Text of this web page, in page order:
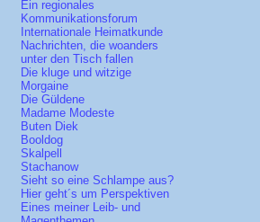
Ein regionales
Kommunikationsforum
Internationale Heimatkunde
Nachrichten, die woanders
unter den Tisch fallen
Die kluge und witzige
Morgaine
Die Güldene
Madame Modeste
Buten Diek
Booldog
Skalpell
Stachanow
Sieht so eine Schlampe aus?
Hier geht´s um Perspektiven
Eines meiner Leib- und